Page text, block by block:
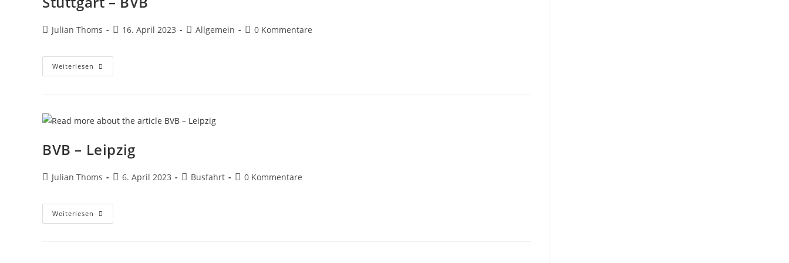
Julian Thoms 16. April 2023 Allgemein 0 Kommentare
Weiterlesen
BVB – Leipzig
Julian Thoms 6. April 2023 Busfahrt 0 Kommentare
Weiterlesen